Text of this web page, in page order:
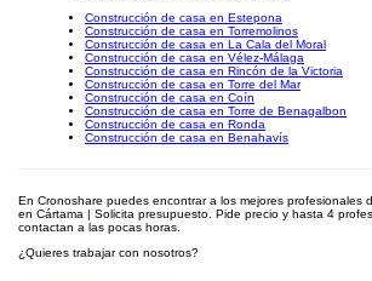
Construcción de casa en Estepona
Construcción de casa en Torremolinos
Construcción de casa en La Cala del Moral
Construcción de casa en Vélez-Málaga
Construcción de casa en Rincón de la Victoria
Construcción de casa en Torre del Mar
Construcción de casa en Coín
Construcción de casa en Torre de Benagalbon
Construcción de casa en Ronda
Construcción de casa en Benahavís
En Cronoshare puedes encontrar a los mejores profesionales
en Cártama | Solicita presupuesto. Pide precio y hasta 4
contactan a las pocas horas.
¿Quieres trabajar con nosotros?